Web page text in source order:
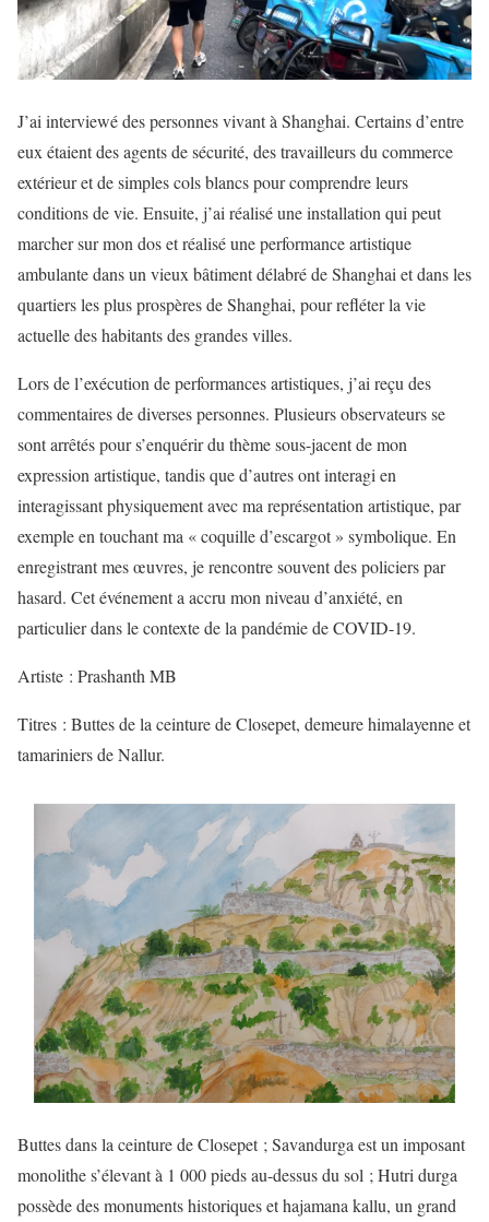
J’ai interviewé des personnes vivant à Shanghai. Certains d’entre
eux étaient des agents de sécurité, des travailleurs du commerce
extérieur et de simples cols blancs pour comprendre leurs
conditions de vie. Ensuite, j’ai réalisé une installation qui peut
marcher sur mon dos et réalisé une performance artistique
ambulante dans un vieux bâtiment délabré de Shanghai et dans les
quartiers les plus prospères de Shanghai, pour refléter la vie
actuelle des habitants des grandes villes.
Lors de l’exécution de performances artistiques, j’ai reçu des
commentaires de diverses personnes. Plusieurs observateurs se
sont arrêtés pour s’enquérir du thème sous-jacent de mon
expression artistique, tandis que d’autres ont interagi en
interagissant physiquement avec ma représentation artistique, par
exemple en touchant ma « coquille d’escargot » symbolique. En
enregistrant mes œuvres, je rencontre souvent des policiers par
hasard. Cet événement a accru mon niveau d’anxiété, en
particulier dans le contexte de la pandémie de COVID-19.
Artiste : Prashanth MB
Titres : Buttes de la ceinture de Closepet, demeure himalayenne et
tamariniers de Nallur.
Buttes dans la ceinture de Closepet ; Savandurga est un imposant
monolithe s’élevant à 1 000 pieds au-dessus du sol ; Hutri durga
possède des monuments historiques et hajamana kallu, un grand